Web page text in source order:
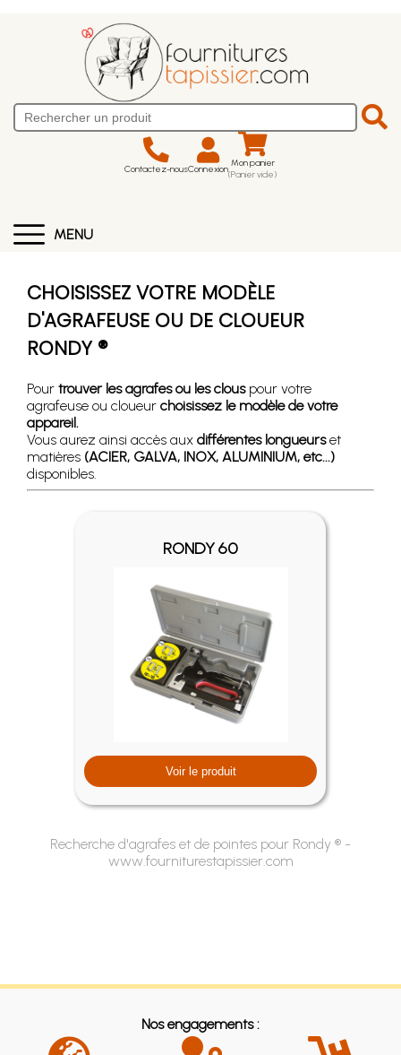
Contactez-nousConnexion Mon panier
(Panier vide)
MENU
CHOISISSEZ VOTRE MODÈLE
D'AGRAFEUSE OU DE CLOUEUR
RONDY ®
Pour trouver les agrafes ou les clous pour votre
agrafeuse ou cloueur choisissez le modèle de votre
appareil.
Vous aurez ainsi accès aux différentes longueurset
matières (ACIER, GALVA, INOX, ALUMINIUM, etc...)
disponibles.
RONDY 60
Voir le produit
Recherche d'agrafes et de pointes pour Rondy ® -
www.fourniturestapissier.com
Nos engagements :